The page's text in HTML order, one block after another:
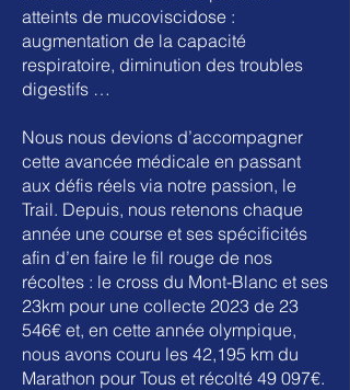
atteints de mucoviscidose :
augmentation de la capacité
respiratoire, diminution des troubles
digestifs …
Nous nous devions d’accompagner
cette avancée médicale en passant
aux défis réels via notre passion, le
Trail. Depuis, nous retenons chaque
année une course et ses spécificités
afin d’en faire le fil rouge de nos
récoltes : le cross du Mont-Blanc et ses
23km pour une collecte 2023 de 23
546€ et, en cette année olympique,
nous avons couru les 42,195 km du
Marathon pour Tous et récolté 49 097€.